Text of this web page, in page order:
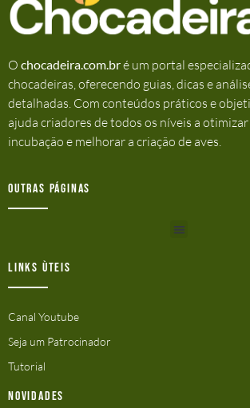
O chocadeira.com.bré um portal
chocadeiras, oferecendo guias, dicas e
detalhadas. Com conteúdos práticos e
ajuda criadores de todos os níveis a otimizar
incubação e melhorar a criação de aves.
Outras Páginas
Links ùteis
Canal Youtube
Seja um Patrocinador
Tutorial
Novidades